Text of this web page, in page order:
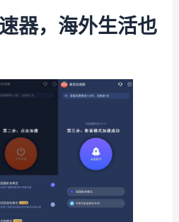
器，海外生活也